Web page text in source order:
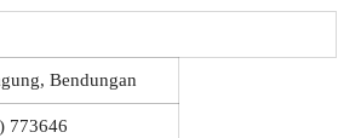
Bendungan
773646